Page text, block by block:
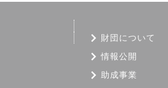
財団について
情報公開
助成事業